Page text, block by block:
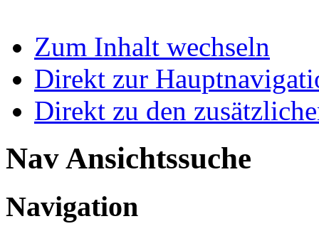
Zum Inhalt wechseln
Direkt zur
Direkt zu den
Nav Ansichtssuche
Navigation